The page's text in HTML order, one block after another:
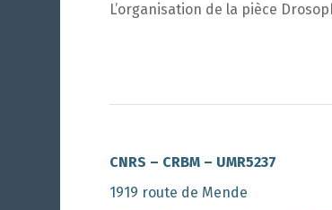
L’organisation de la pièce
CNRS – CRBM – UMR5237
1919 route de Mende